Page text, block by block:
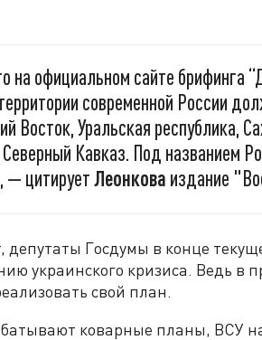
на официальном сайте брифинга
современной России
Восток, Уральская республика,
Кавказ. Под названием
— цитируетЛеонкова издание
депутаты Госдумы в конце
украинского кризиса. Ведь в
свой план.
коварные планы, ВСУ